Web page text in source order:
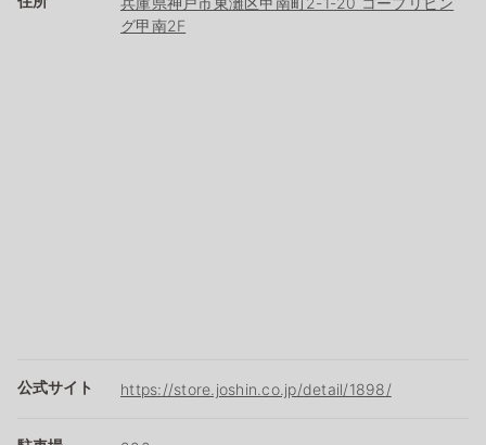
グ甲南2F
公式サイト https://store.joshin.co.jp/detail/1898/